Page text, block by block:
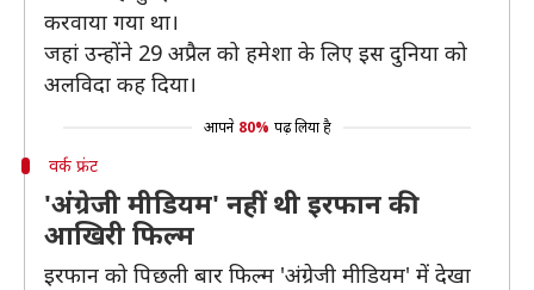
करवाया गया था।
जहां उन्होंने 29 अप्रैल को हमेशा के लिए इस दुनिया को
अलविदा कह दिया।
आपने 80% पढ़ लिया है
वर्क फ्रंट
'अंग्रेजी मीडियम' नहीं थी इरफान की
आखिरी फिल्म
इरफान को पिछली बार फिल्म 'अंग्रेजी मीडियम' में देखा